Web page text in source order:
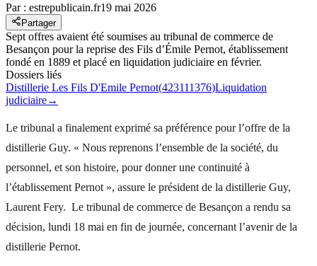
Par : estrepublicain.fr19 mai 2026
Partager
Sept offres avaient été soumises au tribunal de commerce de
Besançon pour la reprise des Fils d’Émile Pernot, établissement
fondé en 1889 et placé en liquidation judiciaire en février.
Dossiers liés
Distillerie Les Fils D'Emile Pernot(423111376)Liquidation
judiciaire→
Le tribunal a finalement exprimé sa préférence pour l’offre de la
distillerie Guy. « Nous reprenons l’ensemble de la société, du
personnel, et son histoire, pour donner une continuité à
l’établissement Pernot », assure le président de la distillerie Guy,
Laurent Fery. Le tribunal de commerce de Besançon a rendu sa
décision, lundi 18 mai en fin de journée, concernant l’avenir de la
distillerie Pernot.